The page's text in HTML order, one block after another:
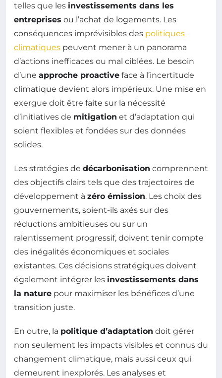
telles que les investissements dans les
entreprises ou l’achat de logements. Les
conséquences imprévisibles des politiques
climatiques peuvent mener à un panorama
d’actions inefficaces ou mal ciblées. Le besoin
d’une approche proactive face à l’incertitude
climatique devient alors impérieux. Une mise en
exergue doit être faite sur la nécessité
d’initiatives de mitigation et d’adaptation qui
soient flexibles et fondées sur des données
solides.
Les stratégies de décarbonisation comprennent
des objectifs clairs tels que des trajectoires de
développement à zéro émission. Les choix des
gouvernements, soient-ils axés sur des
réductions ambitieuses ou sur un
ralentissement progressif, doivent tenir compte
des inégalités économiques et sociales
existantes. Ces décisions stratégiques doivent
également intégrer les investissements dans
la nature pour maximiser les bénéfices d’une
transition juste.
En outre, la politique d’adaptation doit gérer
non seulement les impacts visibles et connus du
changement climatique, mais aussi ceux qui
demeurent inexplorés. Les analyses et